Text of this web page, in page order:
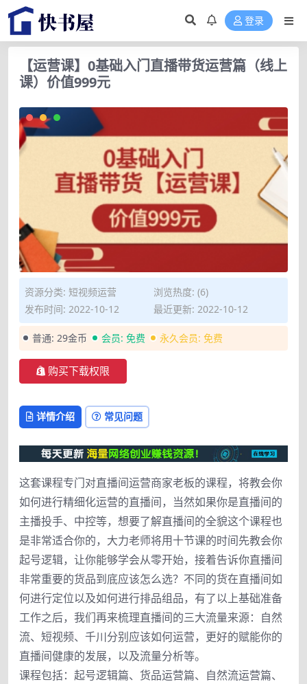
登录
【运营课】0基础入门直播带货运营篇（线上
课）价值999元
资源分类: 短视频运营
浏览热度: (6)
发布时间: 2022-10-12
最近更新: 2022-10-12
普通: 29金币 会员: 免费 永久会员: 免费
购买下载权限
详情介绍 常见问题
这套课程专门对直播间运营商家老板的课程，将教会你
如何进行精细化运营的直播间，当然如果你是直播间的
主播投手、中控等，想要了解直播间的全貌这个课程也
是非常适合你的，大力老师将用十节课的时间先教会你
起号逻辑，让你能够学会从零开始，接着告诉你直播间
非常重要的货品到底应该怎么选？不同的货在直播间如
何进行定位以及如何进行排品组品，有了以上基础准备
工作之后，我们再来梳理直播间的三大流量来源：自然
流、短视频、千川分别应该如何运营，更好的赋能你的
直播间健康的发展，以及流量分析等。
课程包括：起号逻辑篇、货品运营篇、自然流运营篇、